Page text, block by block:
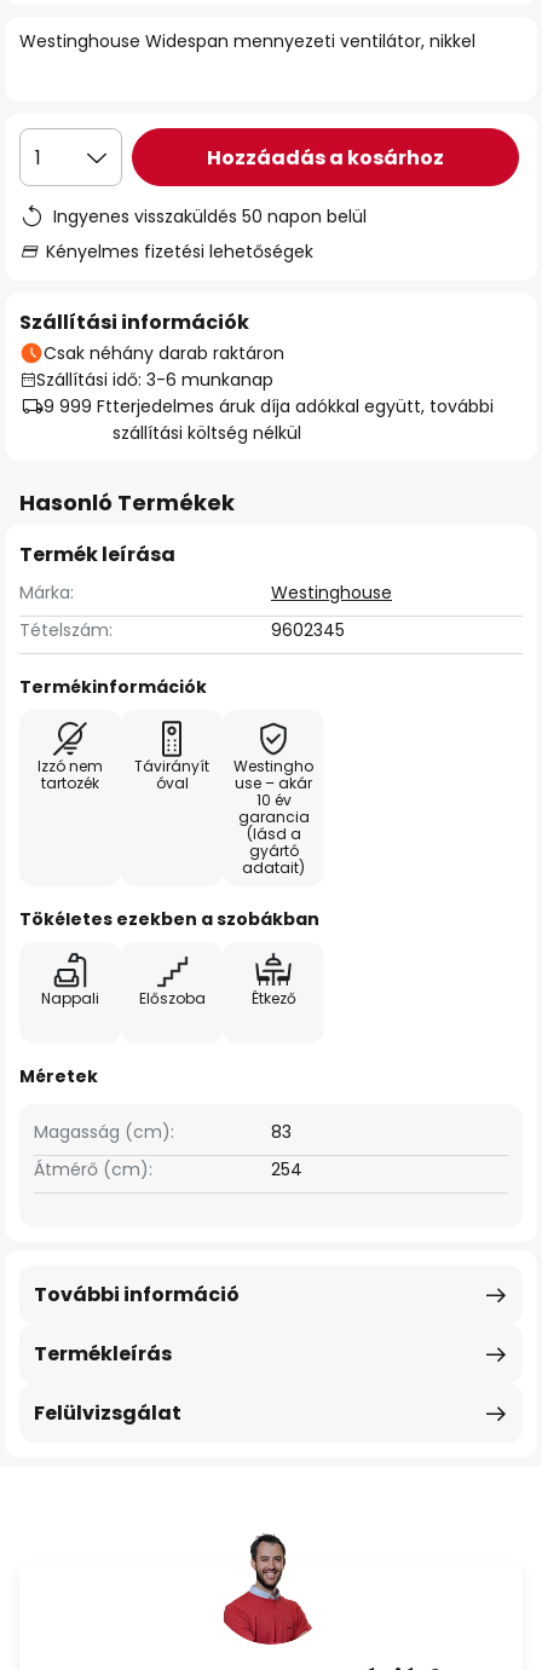
Westinghouse Widespan mennyezeti ventilátor, nikkel
1 Hozzáadás a kosárhoz
Ingyenes visszaküldés 50 napon belül
Kényelmes fizetési lehetőségek
Szállítási információk
Csak néhány darab raktáron
Szállítási idő: 3-6 munkanap
9 999 Ftterjedelmes áruk díja adókkal együtt, további
szállítási költség nélkül
Hasonló Termékek
Termék leírása
Márka:
Westinghouse
Tételszám:
9602345
Termékinformációk
Izzó nem
tartozék
Távirányít
óval
Westingho
use – akár
10 év
garancia
(lásd a
gyártó
adatait)
Tökéletes ezekben a szobákban
Nappali Előszoba Étkező
Méretek
Magasság (cm):
83
Átmérő (cm):
254
Termékleírás
További információ
Felülvizsgálat